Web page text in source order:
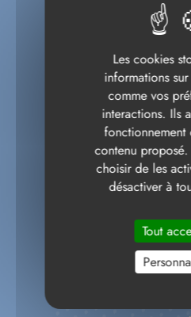
Les cookies
informations
comme vos
interactions. Ils
fonctionnement
contenu
choisir de les
désactiver à
Tout